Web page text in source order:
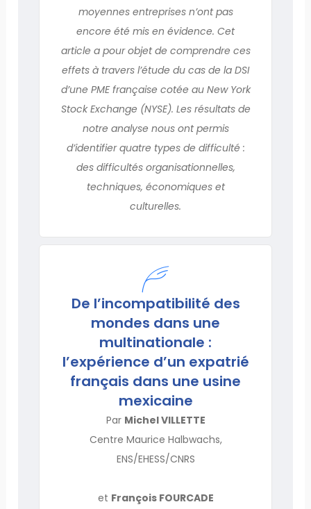
moyennes entreprises n’ont pas
encore été mis en évidence. Cet
article a pour objet de comprendre ces
effets à travers l’étude du cas de la DSI
d’une PME française cotée au New York
Stock Exchange (NYSE). Les résultats de
notre analyse nous ont permis
d’identifier quatre types de difficulté :
des difficultés organisationnelles,
techniques, économiques et
culturelles.
De l’incompatibilité des
mondes dans une
multinationale :
l’expérience d’un expatrié
français dans une usine
mexicaine
Par Michel VILLETTE
Centre Maurice Halbwachs,
ENS/EHESS/CNRS
et François FOURCADE